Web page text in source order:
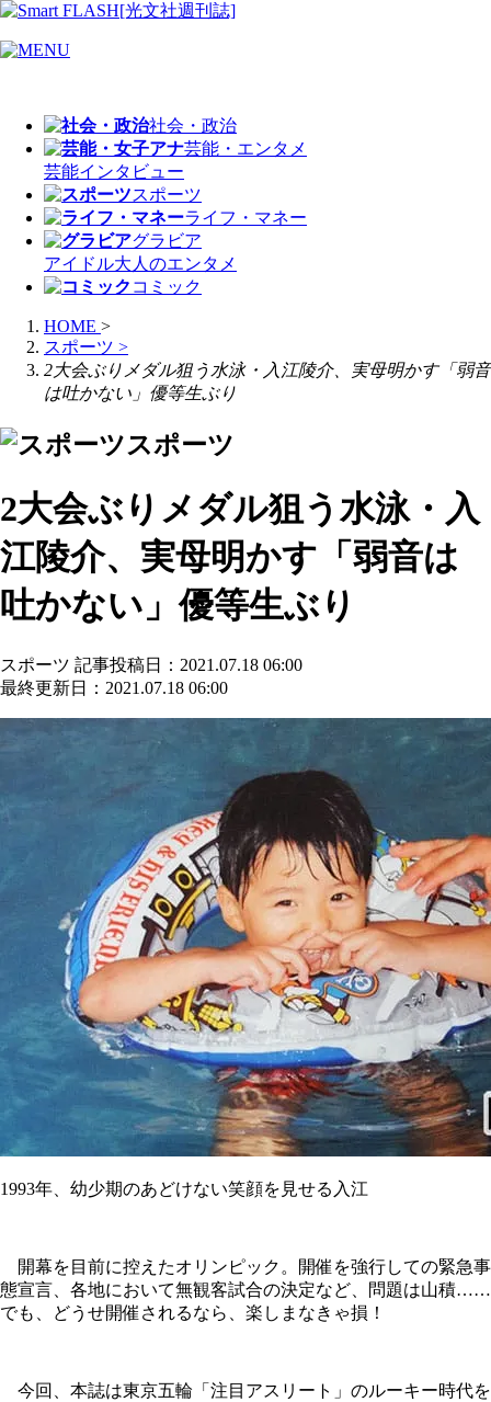
社会・政治
芸能・エンタメ
芸能インタビュー
スポーツ
ライフ・マネー
グラビア
アイドル大人のエンタメ
コミック
HOME >
スポーツ >
2大会ぶりメダル狙う水泳・入江陵介、実母明かす「弱音
は吐かない」優等生ぶり
スポーツ
2大会ぶりメダル狙う水泳・入
江陵介、実母明かす「弱音は
吐かない」優等生ぶり
スポーツ 記事投稿日：2021.07.18 06:00
最終更新日：2021.07.18 06:00
1993年、幼少期のあどけない笑顔を見せる入江
開幕を目前に控えたオリンピック。開催を強行しての緊急事
態宣言、各地において無観客試合の決定など、問題は山積……
でも、どうせ開催されるなら、楽しまなきゃ損！
今回、本誌は東京五輪「注目アスリート」のルーキー時代を